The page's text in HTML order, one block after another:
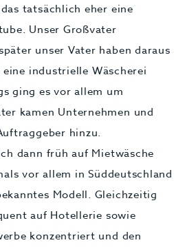
tatsächlich eher eine
Unser Großvater
unser Vater haben daraus
industrielle Wäscherei
ging es vor allem um
kamen Unternehmen und
hinzu.
dann früh auf Mietwäsche
vor allem in Süddeutschland
Modell. Gleichzeitig
auf Hotellerie sowie
konzentriert und den